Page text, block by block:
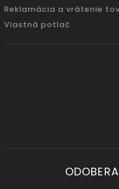
Reklamácia a vrátenie
Vlastná potlač